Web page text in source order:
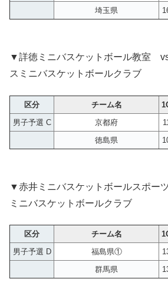
埼玉県
▼詳徳ミニバスケットボール教室
スミニバスケットボールクラブ
区分 チーム名
男子予選 C
京都府
徳島県
▼赤井ミニバスケットボールスポ
ミニバスケットボールクラブ
区分 チーム名
男子予選 D
福島県①
群馬県